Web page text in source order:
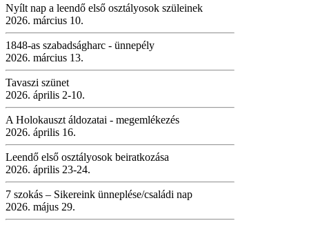
Nyílt nap a leendő első osztályosok szüleinek
2026. március 10.
1848-as szabadságharc - ünnepély
2026. március 13.
Tavaszi szünet
2026. április 2-10.
A Holokauszt áldozatai - megemlékezés
2026. április 16.
Leendő első osztályosok beiratkozása
2026. április 23-24.
7 szokás – Sikereink ünneplése/családi nap
2026. május 29.